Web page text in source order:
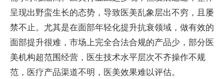
呈现出野蛮生长的态势，导致医美乱象层出不穷，且屡
禁不止。尤其是在面部年轻化提升抗衰领域，做有效的
面部提升很难，市场上完全合法合规的产品少，部分医
美机构超范围经营，医生技术水平层次不齐操作不规
范，医疗产品渠道不明，医美效果难以评估。